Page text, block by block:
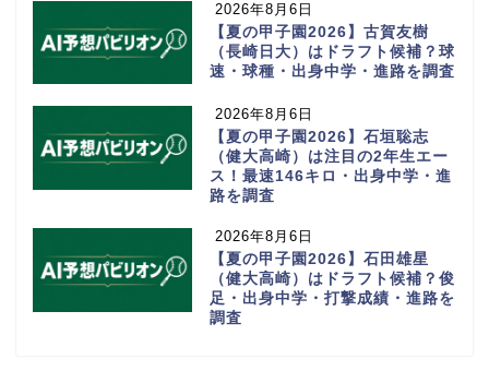
2026年8月6日
【夏の甲子園2026】古賀友樹
（長崎日大）はドラフト候補？球
速・球種・出身中学・進路を調査
2026年8月6日
【夏の甲子園2026】石垣聡志
（健大高崎）は注目の2年生エー
ス！最速146キロ・出身中学・進
路を調査
2026年8月6日
【夏の甲子園2026】石田雄星
（健大高崎）はドラフト候補？俊
足・出身中学・打撃成績・進路を
調査